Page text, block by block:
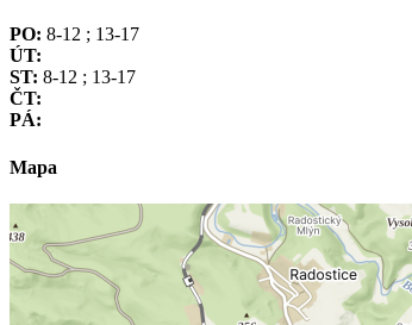
PO: 8-12 ; 13-17
ÚT:
ST: 8-12 ; 13-17
ČT:
PÁ:
Mapa